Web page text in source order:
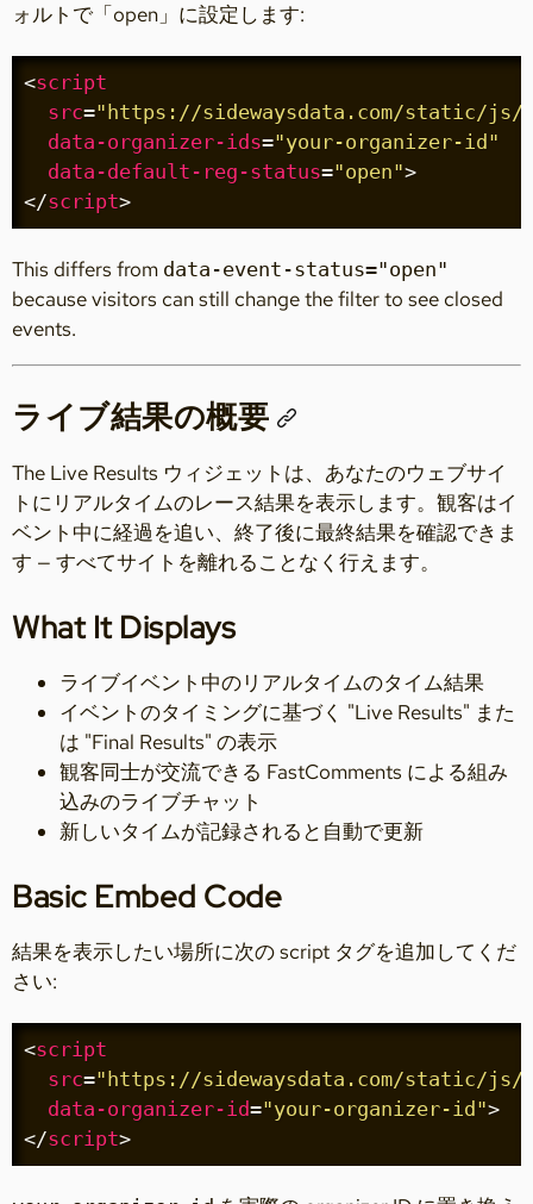
ォルトで「open」に設定します:
<script
src="https://sidewaysdata.com/static/js/
data-organizer-ids="your-organizer-id"
data-default-reg-status="open">
</script>
This differs from data-event-status="open"
because visitors can still change the filter to see closed
events.
ライブ結果の概要
The Live Results ウィジェットは、あなたのウェブサイ
トにリアルタイムのレース結果を表示します。観客はイ
ベント中に経過を追い、終了後に最終結果を確認できま
す — すべてサイトを離れることなく行えます。
What It Displays
ライブイベント中のリアルタイムのタイム結果
イベントのタイミングに基づく "Live Results" また
は "Final Results" の表示
観客同士が交流できる FastComments による組み
込みのライブチャット
新しいタイムが記録されると自動で更新
Basic Embed Code
結果を表示したい場所に次の script タグを追加してくだ
さい:
<script
src="https://sidewaysdata.com/static/js/
data-organizer-id="your-organizer-id">
</script>